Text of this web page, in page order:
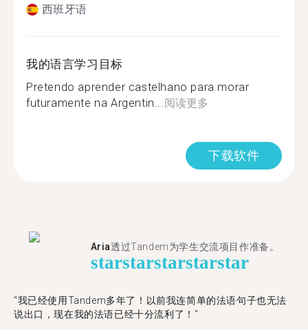
西班牙语
我的语言学习目标
Pretendo aprender castelhano para morar
futuramente na Argentin...阅读更多
下载软件
Aria透过Tandem为学生交流项目作准备。
starstarstarstarstar
"​​我已经使用Tandem多年了！以前我连简单的法语句子也无法
说出口，现在我的法语已经十分流利了！"